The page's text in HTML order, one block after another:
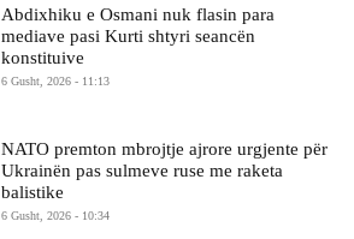
Abdixhiku e Osmani nuk flasin para
mediave pasi Kurti shtyri seancën
konstituive
6 Gusht, 2026 - 11:13
NATO premton mbrojtje ajrore urgjente për
Ukrainën pas sulmeve ruse me raketa
balistike
6 Gusht, 2026 - 10:34